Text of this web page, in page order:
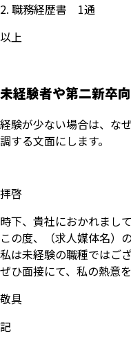
職務経歴書 1通
以上
未経験者や第二新卒
経験が少ない場合は、な
調する文面にします。
拝啓
時下、貴社におかれまし
この度、（求人媒体名）
私は未経験の職種ではご
ぜひ面接にて、私の熱意
敬具
記